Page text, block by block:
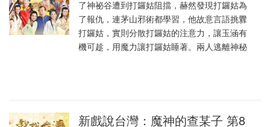
了神祕谷遭到打鑼姑阻擋，赫然發現打鑼姑為
了報仇，連茅山邪術都學習，他故意言語挑釁
打鑼姑，實則分散打鑼姑的注意力，讓玉涵有
機可趁，用魔力讓打鑼姑睡著。兩人逃離神秘
新戲說台灣：魔神的查某子 第8